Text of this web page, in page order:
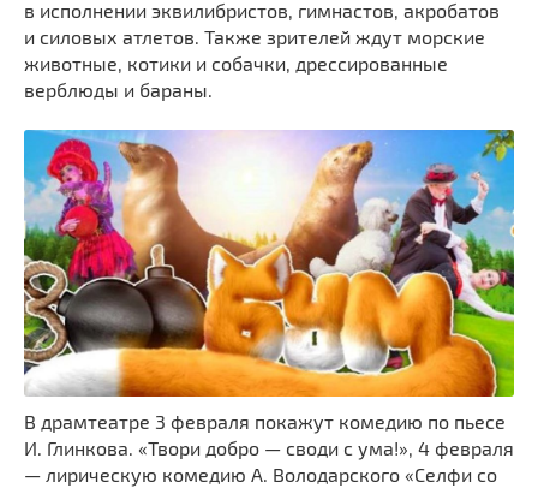
в исполнении эквилибристов, гимнастов, акробатов
и силовых атлетов. Также зрителей ждут морские
животные, котики и собачки, дрессированные
верблюды и бараны.
В драмтеатре 3 февраля покажут комедию по пьесе
И. Глинкова. «Твори добро — своди с ума!», 4 февраля
— лирическую комедию А. Володарского «Селфи со